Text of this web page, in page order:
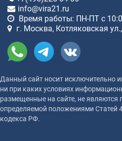
info@vira21.ru
Время работы: ПН-ПТ с
г. Москва, Котляковская
Данный сайт носит исключительно
ни при каких условиях
размещенные на сайте, не являются
определяемой положениями Статей
кодекса РФ.